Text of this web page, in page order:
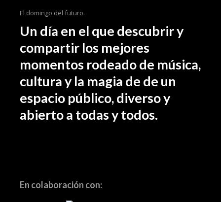
El domingo del futuro.
Un día en el que descubrir y
compartir los mejores
momentos rodeado de música,
cultura y la magia de de un
espacio público, diverso y
abierto a todas y todos.
En colaboración con: